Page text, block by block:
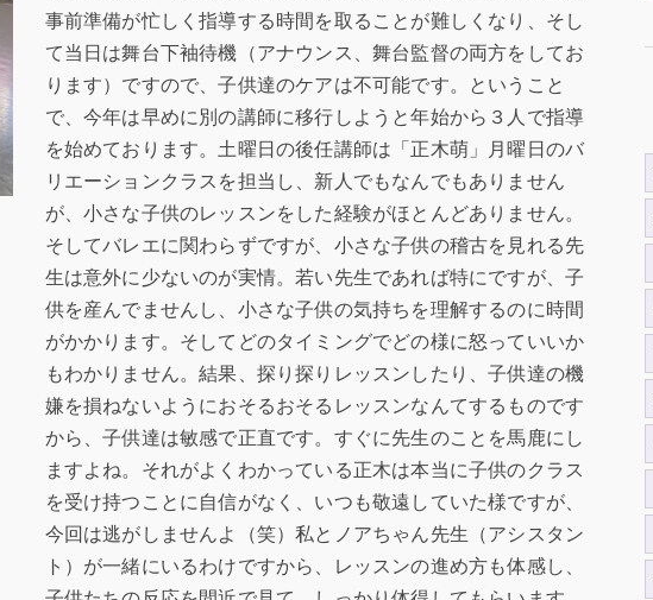
事前準備が忙しく指導する時間を取ることが難しくなり、そし
て当日は舞台下袖待機（アナウンス、舞台監督の両方をしてお
ります）ですので、子供達のケアは不可能です。ということ
で、今年は早めに別の講師に移行しようと年始から３人で指導
を始めております。土曜日の後任講師は「正木萌」月曜日のバ
リエーションクラスを担当し、新人でもなんでもありません
が、小さな子供のレッスンをした経験がほとんどありません。
そしてバレエに関わらずですが、小さな子供の稽古を見れる先
生は意外に少ないのが実情。若い先生であれば特にですが、子
供を産んでませんし、小さな子供の気持ちを理解するのに時間
がかかります。そしてどのタイミングでどの様に怒っていいか
もわかりません。結果、探り探りレッスンしたり、子供達の機
嫌を損ねないようにおそるおそるレッスンなんてするものです
から、子供達は敏感で正直です。すぐに先生のことを馬鹿にし
ますよね。それがよくわかっている正木は本当に子供のクラス
を受け持つことに自信がなく、いつも敬遠していた様ですが、
今回は逃がしませんよ（笑）私とノアちゃん先生（アシスタン
ト）が一緒にいるわけですから、レッスンの進め方も体感し、